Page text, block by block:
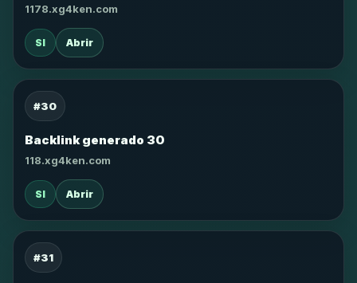
1178.xg4ken.com
SI Abrir
#30
Backlink generado 30
118.xg4ken.com
SI Abrir
#31